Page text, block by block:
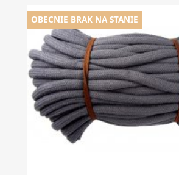
OBECNIE BRAK NA STANIE